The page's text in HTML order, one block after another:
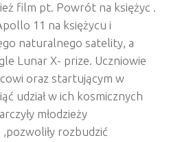
film pt. Powrót na księżyc .
11 na księżycu i
naturalnego satelity, a
Lunar X- prize. Uczniowie
oraz startującym w
udział w ich kosmicznych
młodzieży
rozbudzić